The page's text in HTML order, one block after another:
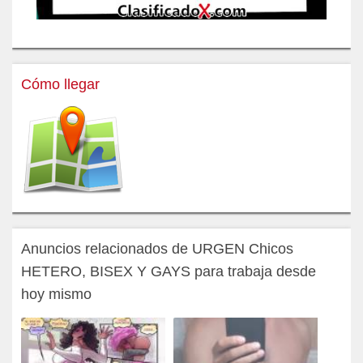
Cómo llegar
Anuncios relacionados de URGEN Chicos
HETERO, BISEX Y GAYS para trabaja desde
hoy mismo